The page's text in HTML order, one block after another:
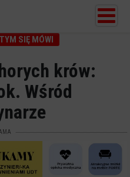
SIĘ MÓWI
krów:
Wśród